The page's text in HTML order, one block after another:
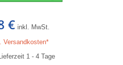
€ inkl. MwSt.
Versandkosten*
1 - 4 Tage